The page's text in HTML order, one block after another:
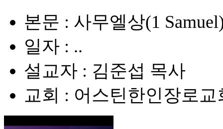
본문 : 사무엘상(1
일자 : ..
설교자 : 김준섭 목사
교회 : 어스틴한인장로교